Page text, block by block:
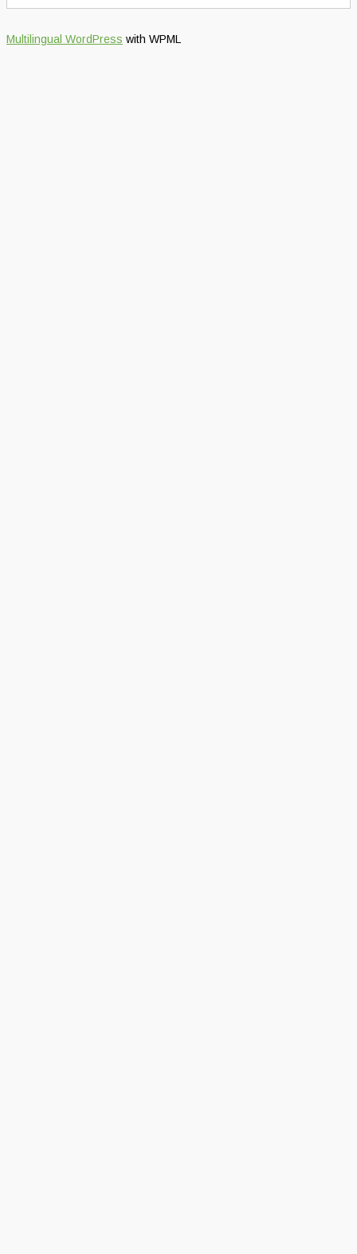
Multilingual WordPress with WPML